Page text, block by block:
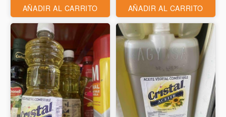
AÑADIR AL CARRITO AÑADIR AL CARRITO